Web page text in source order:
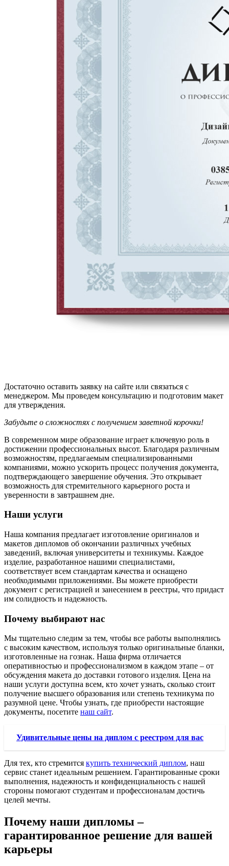
Достаточно оставить заявку на сайте или связаться с
менеджером. Мы проведем консультацию и подготовим макет
для утверждения.
Забудьте о сложностях с получением заветной корочки!
В современном мире образование играет ключевую роль в
достижении профессиональных высот. Благодаря различным
возможностям, предлагаемым специализированными
компаниями, можно ускорить процесс получения документа,
подтверждающего завершение обучения. Это открывает
возможность для стремительного карьерного роста и
уверенности в завтрашнем дне.
Наши услуги
Наша компания предлагает изготовление оригиналов и
макетов дипломов об окончании различных учебных
заведений, включая университеты и техникумы. Каждое
изделие, разработанное нашими специалистами,
соответствует всем стандартам качества и оснащено
необходимыми приложениями. Вы можете приобрести
документ с регистрацией и занесением в реестры, что придаст
им солидность и надежность.
Почему выбирают нас
Мы тщательно следим за тем, чтобы все работы выполнялись
с высоким качеством, используя только оригинальные бланки,
изготовленные на гознак. Наша фирма отличается
оперативностью и профессионализмом в каждом этапе – от
обсуждения макета до доставки готового изделия. Цена на
наши услуги доступна всем, кто хочет узнать, сколько стоит
получение высшего образования или степень техникума по
разумной цене. Чтобы узнать, где приобрести настоящие
документы, посетите наш сайт.
Удивительные цены на диплом с реестром для вас
Для тех, кто стремится купить технический диплом, наш
сервис станет идеальным решением. Гарантированные сроки
выполнения, надежность и конфиденциальность с нашей
стороны помогают студентам и профессионалам достичь
целей мечты.
Почему наши дипломы –
гарантированное решение для вашей
карьеры